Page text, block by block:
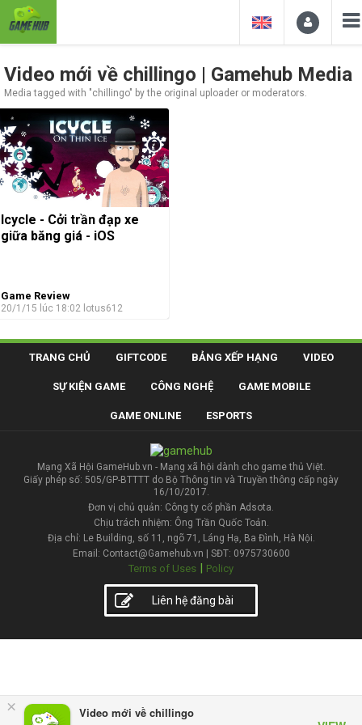
× Video mới về chillingo
Video mới về chillingo | Gamehub Media
Media tagged with "chillingo" by the original uploader or moderators.
Icycle - Cởi trần đạp xe
giữa băng giá - iOS
Game Review
20/1/15 lúc 18:02 lotus612
TRANG CHỦ GIFTCODE BẢNG XẾP HẠNG VIDEO
SỰ KIỆN GAME CÔNG NGHỆ GAME MOBILE
GAME ONLINE ESPORTS
Mạng Xã Hội GameHub.vn - Mạng xã hội dành cho game thủ Việt.
Giấy phép số: 505/GP-BTTTT do Bộ Thông tin và Truyền thông cấp ngày
16/10/2017.
Đơn vị chủ quản: Công ty cổ phần Adsota.
Chịu trách nhiệm: Ông Trần Quốc Toản.
Địa chỉ: Le Building, số 11, ngõ 71, Láng Hạ, Ba Đình, Hà Nội.
Email: Contact@Gamehub.vn | SĐT: 0975730600
Terms of Uses | Policy
Liên hệ đăng bài